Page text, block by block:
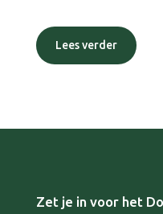
Lees verder
Zet je in voor het